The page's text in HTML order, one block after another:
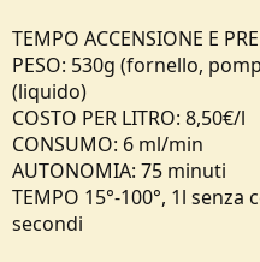
TEMPO ACCENSIONE E
PESO: 530g (fornello,
(liquido)
COSTO PER LITRO: 8,50€/l
CONSUMO: 6 ml/min
AUTONOMIA: 75 minuti
TEMPO 15°-100°, 1l
secondi